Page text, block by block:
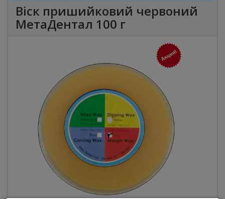
Віск пришийковий червоний
МетаДентал 100 г